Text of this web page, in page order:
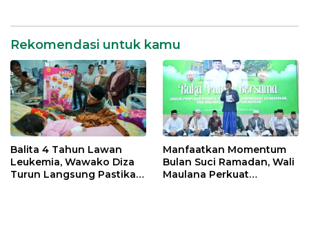
Rekomendasi untuk kamu
Balita 4 Tahun Lawan
Leukemia, Wawako Diza
Turun Langsung Pastikan
Manfaatkan Momentum
Bulan Suci Ramadan, Wali
Maulana Perkuat